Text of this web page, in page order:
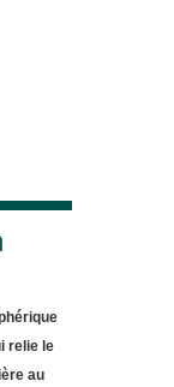
relie le
au